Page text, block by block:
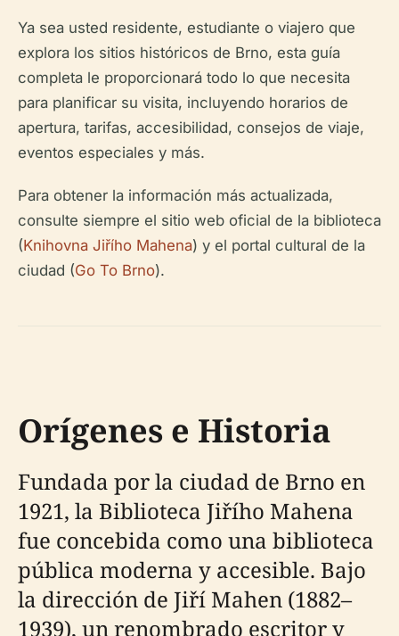
Ya sea usted residente, estudiante o viajero que
explora los sitios históricos de Brno, esta guía
completa le proporcionará todo lo que necesita
para planificar su visita, incluyendo horarios de
apertura, tarifas, accesibilidad, consejos de viaje,
eventos especiales y más.
Para obtener la información más actualizada,
consulte siempre el sitio web oficial de la biblioteca
(Knihovna Jiřího Mahena) y el portal cultural de la
ciudad (Go To Brno).
Orígenes e Historia
Fundada por la ciudad de Brno en
1921, la Biblioteca Jiřího Mahena
fue concebida como una biblioteca
pública moderna y accesible. Bajo
la dirección de Jiří Mahen (1882–
1939), un renombrado escritor y